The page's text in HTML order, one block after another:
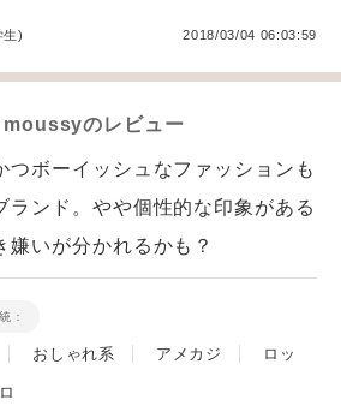
生) 2018/03/04 06:03:59
moussyのレビュー
つボーイッシュなファッションも
ランド。やや個性的な印象がある
嫌いが分かれるかも？
：
おしゃれ系 アメカジ ロッ